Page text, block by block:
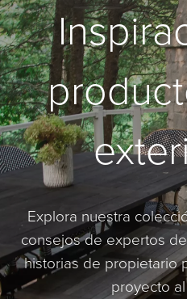
Explora nuestra
consejos de expertos
historias de propietario
proyecto